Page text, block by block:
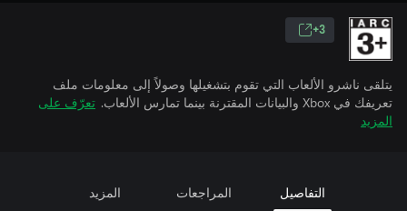
3+
يتلقى ناشرو الألعاب التي تقوم بتشغيلها وصولاً إلى معلومات ملف
تعريفك في Xbox والبيانات المقترنة بينما تمارس الألعاب.
تعرّف على
المزيد
التفاصيل المراجعات المزيد